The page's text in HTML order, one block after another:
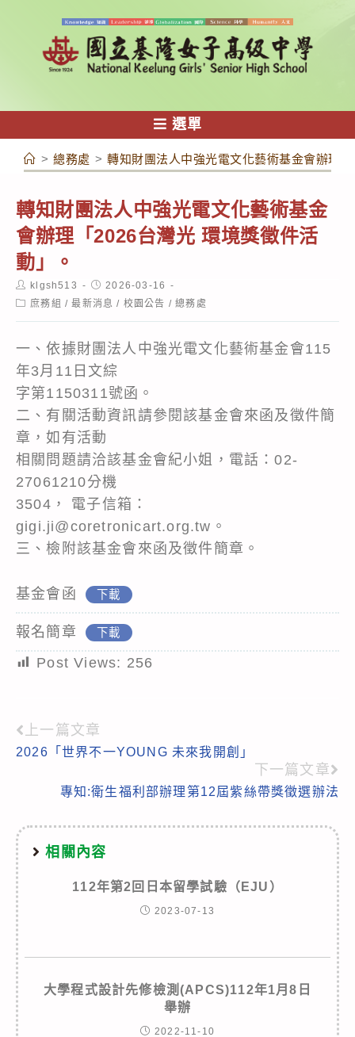
容
選單
> 總務處 > 轉知財團法人中強光電文化藝術基金會辦理
轉知財團法人中強光電文化藝術基金
會辦理「2026台灣光 環境獎徵件活
動」。
Post
author:
klgsh513
Post
published:
2026-03-16
Post庶務組 / 最新消息 / 校園公告 / 總務處
一、依據財團法人中強光電文化藝術基金會115
年3月11日文綜
字第1150311號函。
二、有關活動資訊請參閱該基金會來函及徵件簡
章，如有活動
相關問題請洽該基金會紀小姐，電話：02-
27061210分機
3504， 電子信箱：
gigi.ji@coretronicart.org.tw。
三、檢附該基金會來函及徵件簡章。
基金會函 下載
報名簡章 下載
Post Views: 256
Read
more
articles
上一篇文章
2026「世界不一YOUNG 未來我開創」
下一篇文章
專知:衛生福利部辦理第12屆紫絲帶獎徵選辦法
相關內容
112年第2回日本留學試驗（EJU）
2023-07-13
大學程式設計先修檢測(APCS)112年1月8日
舉辦
2022-11-10